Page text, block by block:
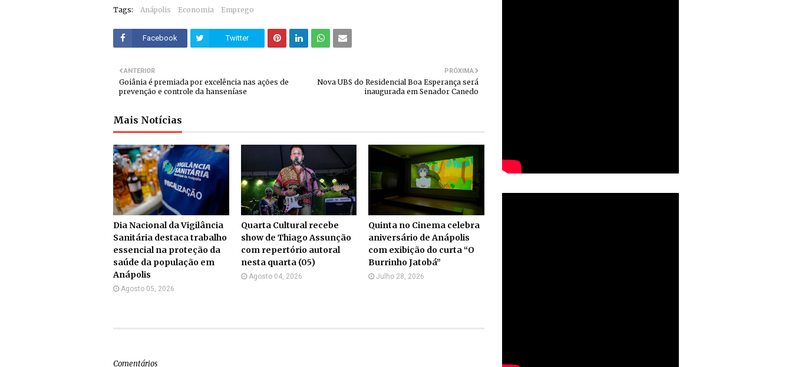
Tags: Anápolis Economia Emprego
Facebook Twitter
PRÓXIMA
Nova UBS do Residencial Boa Esperança será
inaugurada em Senador Canedo
ANTERIOR
Goiânia é premiada por excelência nas ações de
prevenção e controle da hanseníase
Mais Notícias
Dia Nacional da Vigilância
Sanitária destaca trabalho
essencial na proteção da
saúde da população em
Anápolis
Agosto 05, 2026
Quarta Cultural recebe
show de Thiago Assunção
com repertório autoral
nesta quarta (05)
Agosto 04, 2026
Quinta no Cinema celebra
aniversário de Anápolis
com exibição do curta “O
Burrinho Jatobá”
Julho 28, 2026
Comentários